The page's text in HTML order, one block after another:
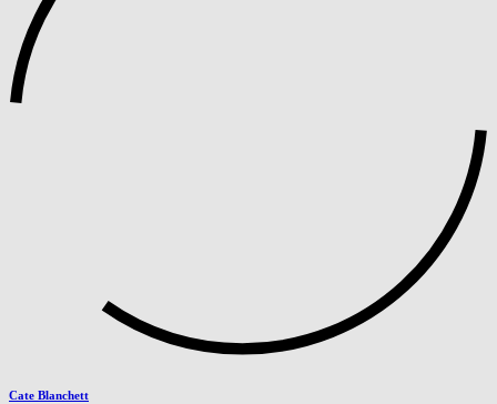
Cate Blanchett